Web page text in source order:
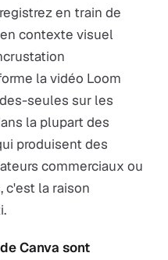
en train de
contexte visuel
la vidéo Loom
seules sur les
la plupart des
produisent des
commerciaux ou
c'est la raison
Canva sont